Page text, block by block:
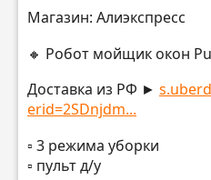
Магазин: Алиэкспресс
🔸 Робот мойщик окон
Доставка из РФ ►
erid=2SDnjdm...
▫️ 3 режима уборки
▫️ пульт д/у